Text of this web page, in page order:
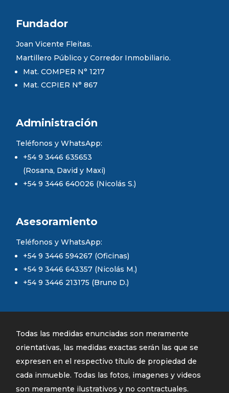
Fundador
Joan Vicente Fleitas.
Martillero Público y Corredor Inmobiliario.
Mat. COMPER N° 1217
Mat. CCPIER N° 867
Administración
Teléfonos y WhatsApp:
+54 9 3446 635653
(Rosana, David y Maxi)
+54 9 3446 640026 (Nicolás S.)
Asesoramiento
Teléfonos y WhatsApp:
+54 9 3446 594267 (Oficinas)
+54 9 3446 643357 (Nicolás M.)
+54 9 3446 213175 (Bruno D.)
Todas las medidas enunciadas son meramente
orientativas, las medidas exactas serán las que se
expresen en el respectivo título de propiedad de
cada inmueble. Todas las fotos, imagenes y videos
son meramente ilustrativos y no contractuales.